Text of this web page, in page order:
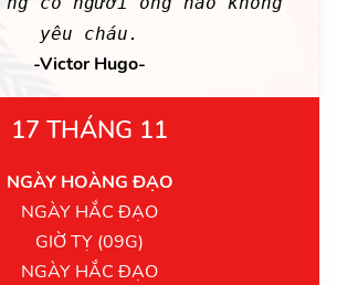
yêu cháu.
-Victor Hugo-
17 THÁNG 11
NGÀY HOÀNG ĐẠO
NGÀY HẮC ĐẠO
GIỜ TỴ (09G)
NGÀY HẮC ĐẠO